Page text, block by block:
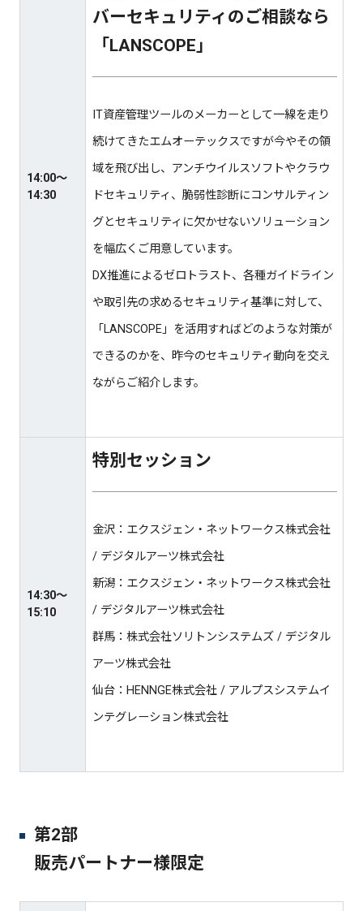
14:00〜
14:30
バーセキュリティのご相談なら
「LANSCOPE」
IT資産管理ツールのメーカーとして一線を走り
続けてきたエムオーテックスですが今やその領
域を飛び出し、アンチウイルスソフトやクラウ
ドセキュリティ、脆弱性診断にコンサルティン
グとセキュリティに欠かせないソリューション
を幅広くご用意しています。
DX推進によるゼロトラスト、各種ガイドライン
や取引先の求めるセキュリティ基準に対して、
「LANSCOPE」を活用すればどのような対策が
できるのかを、昨今のセキュリティ動向を交え
ながらご紹介します。
14:30〜
15:10​
特別セッション
金沢：エクスジェン・ネットワークス株式会社
/ デジタルアーツ株式会社
新潟：エクスジェン・ネットワークス株式会社
/ デジタルアーツ株式会社
群馬：株式会社ソリトンシステムズ / デジタル
アーツ株式会社
仙台：HENNGE株式会社 / アルプスシステムイ
ンテグレーション株式会社
第2部
販売パートナー様限定